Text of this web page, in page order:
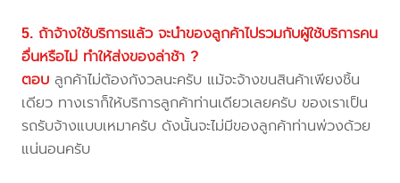
5. ถ้าจ้างใช้บริการแล้ว จะนำของลูกค้าไปรวมกับผู้ใช้บริการคน
อื่นหรือไม่ ทำให้ส่งของล่าช้า ?
ตอบ ลูกค้าไม่ต้องกังวลนะครับ แม้จะจ้างขนสินค้าเพียงชิ้น
เดียว ทางเราก็ให้บริการลูกค้าท่านเดียวเลยครับ ของเราเป็น
รถรับจ้างแบบเหมาครับ ดังนั้นจะไม่มีของลูกค้าท่านพ่วงด้วย
แน่นอนครับ